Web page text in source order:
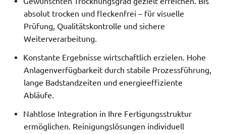
absolut trocken und fleckenfrei – für visuelle
Prüfung, Qualitätskontrolle und sichere
Weiterverarbeitung.
Konstante Ergebnisse wirtschaftlich erzielen. Hohe
Anlagenverfügbarkeit durch stabile Prozessführung,
lange Badstandzeiten und energieeffiziente
Abläufe.
Nahtlose Integration in Ihre Fertigungsstruktur
ermöglichen. Reinigungslösungen individuell